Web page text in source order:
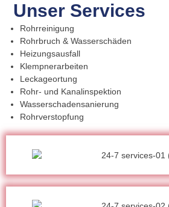
Unser Services
Rohrreinigung
Rohrbruch & Wasserschäden
Heizungsausfall
Klempnerarbeiten
Leckageortung
Rohr- und Kanalinspektion
Wasserschadensanierung
Rohrverstopfung